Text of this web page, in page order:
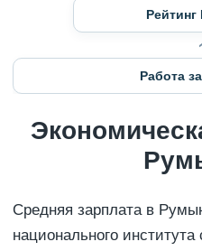
Рейтинг
Работа
Средняя зарплата в
национального института